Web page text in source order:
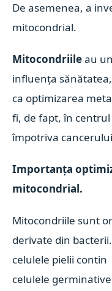
De asemenea, a
mitocondrial.
Mitocondriileau
influența
ca optimizarea
fi, de fapt, în
împotriva
Importanța
mitocondrial.
Mitocondriile sunt
derivate din
celulele pielii
celulele